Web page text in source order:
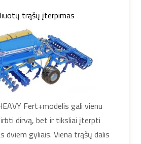
trąšų įterpimas
Fert+modelis gali vienu
dirvą, bet ir tiksliai įterpti
dviem gyliais. Viena trąšų dalis